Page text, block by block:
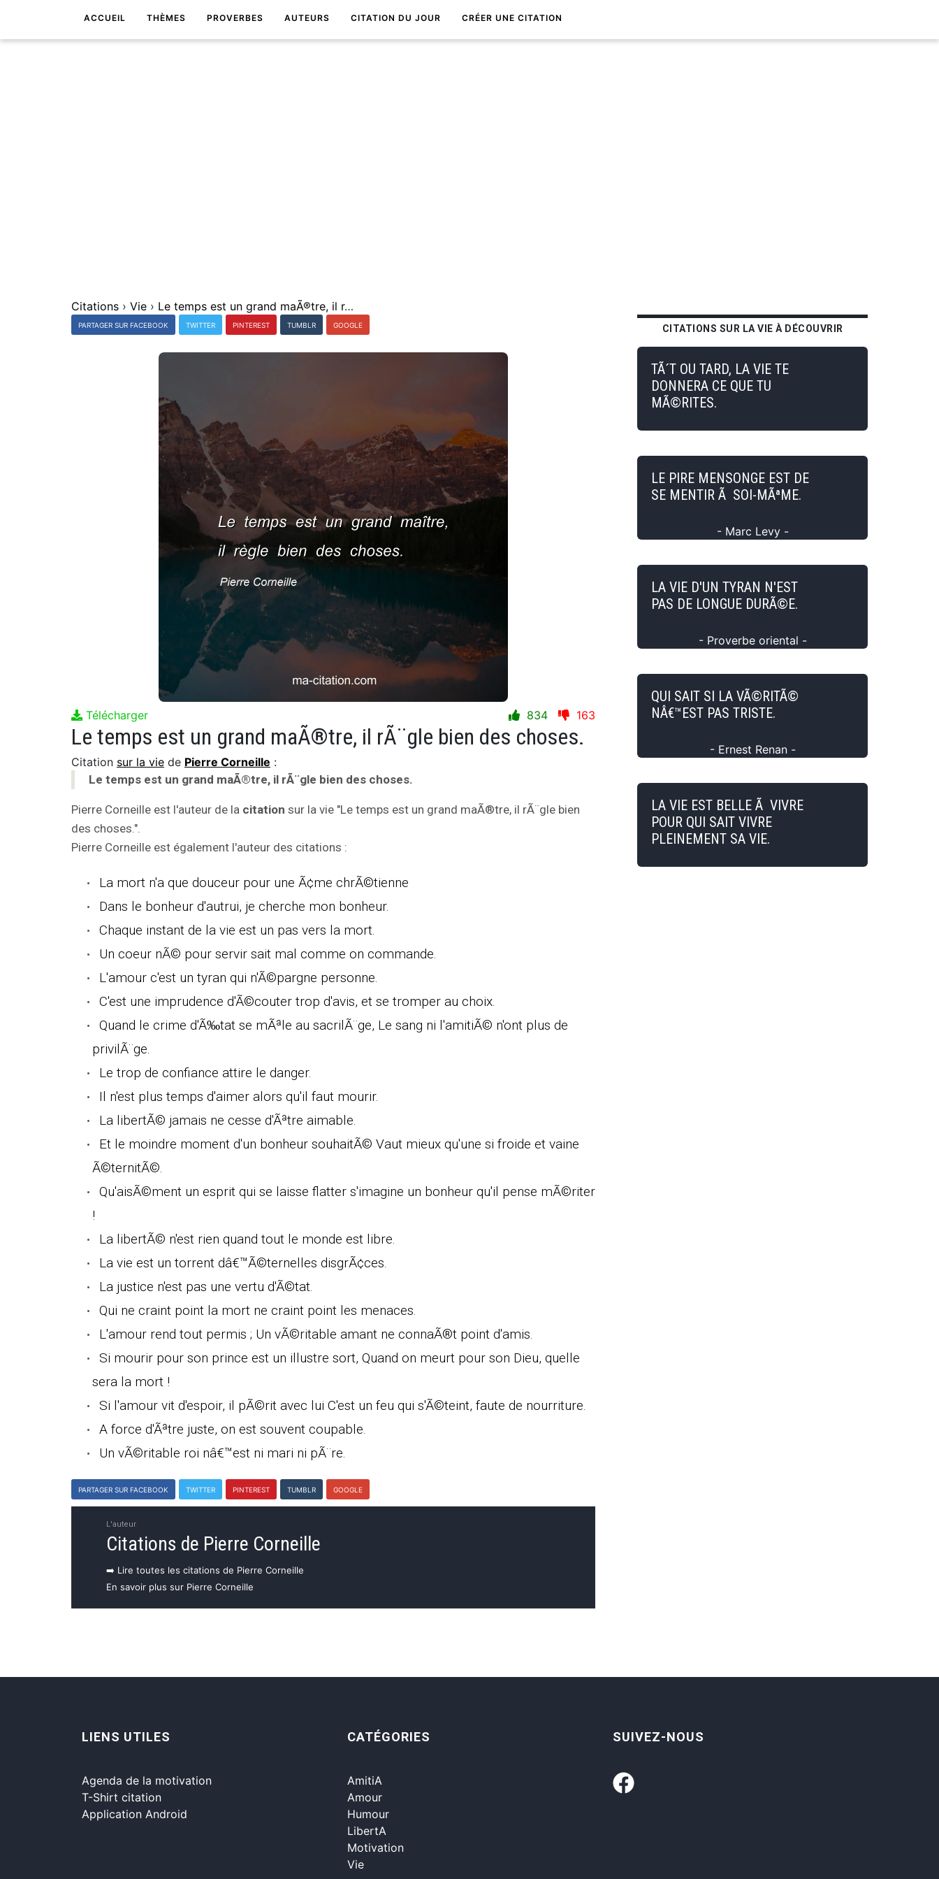
ACCUEIL THÈMES PROVERBES AUTEURS CITATION DU JOUR CRÉER UNE CITATION
Citations › Vie › Le temps est un grand maÃ®tre, il rÃ¨gle bien des choses.
PARTAGER SUR FACEBOOK TWITTER PINTEREST TUMBLR GOOGLE
Télécharger 834 163
Le temps est un grand maÃ®tre, il rÃ¨gle bien des choses.
Citation sur la vie de Pierre Corneille :
Le temps est un grand maÃ®tre, il rÃ¨gle bien des choses.
Pierre Corneille est l'auteur de la citation sur la vie "Le temps est un grand maÃ®tre, il rÃ¨gle bien
des choses.".
Pierre Corneille est également l'auteur des citations :
La mort n'a que douceur pour une Ã¢me chrÃ©tienne
Dans le bonheur d'autrui, je cherche mon bonheur.
Chaque instant de la vie est un pas vers la mort.
Un coeur nÃ© pour servir sait mal comme on commande.
L'amour c'est un tyran qui n'Ã©pargne personne.
C'est une imprudence d'Ã©couter trop d'avis, et se tromper au choix.
Quand le crime d'Ã‰tat se mÃªle au sacrilÃ¨ge, Le sang ni l'amitiÃ© n'ont plus de
privilÃ¨ge.
Le trop de confiance attire le danger.
Il n'est plus temps d'aimer alors qu'il faut mourir.
La libertÃ© jamais ne cesse d'Ãªtre aimable.
Et le moindre moment d'un bonheur souhaitÃ© Vaut mieux qu'une si froide et vaine
Ã©ternitÃ©.
Qu'aisÃ©ment un esprit qui se laisse flatter s'imagine un bonheur qu'il pense mÃ©riter
!
La libertÃ© n'est rien quand tout le monde est libre.
La vie est un torrent dâ€™Ã©ternelles disgrÃ¢ces.
La justice n'est pas une vertu d'Ã©tat.
Qui ne craint point la mort ne craint point les menaces.
L'amour rend tout permis ; Un vÃ©ritable amant ne connaÃ®t point d'amis.
Si mourir pour son prince est un illustre sort, Quand on meurt pour son Dieu, quelle
sera la mort !
Si l'amour vit d'espoir, il pÃ©rit avec lui C'est un feu qui s'Ã©teint, faute de nourriture.
A force d'Ãªtre juste, on est souvent coupable.
Un vÃ©ritable roi nâ€™est ni mari ni pÃ¨re.
PARTAGER SUR FACEBOOK TWITTER PINTEREST TUMBLR GOOGLE
L'auteur
Citations de Pierre Corneille
➡️ Lire toutes les citations de Pierre Corneille
En savoir plus sur Pierre Corneille
CITATIONS SUR LA VIE À DÉCOUVRIR
TÃ´T OU TARD, LA VIE TE
DONNERA CE QUE TU
MÃ©RITES.
LE PIRE MENSONGE EST DE
SE MENTIR Ã SOI-MÃªME.
- Marc Levy -
LA VIE D'UN TYRAN N'EST
PAS DE LONGUE DURÃ©E.
- Proverbe oriental -
QUI SAIT SI LA VÃ©RITÃ©
NÂ€™EST PAS TRISTE.
- Ernest Renan -
LA VIE EST BELLE Ã VIVRE
POUR QUI SAIT VIVRE
PLEINEMENT SA VIE.
LIENS UTILES
Agenda de la motivation
T-Shirt citation
Application Android
CATÉGORIES
AmitiA
Amour
Humour
LibertA
Motivation
Vie
SUIVEZ-NOUS